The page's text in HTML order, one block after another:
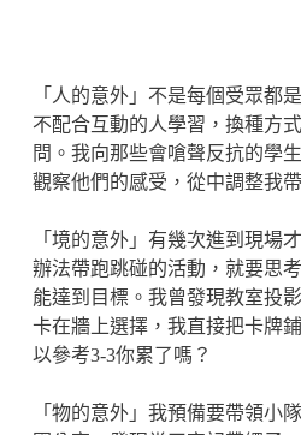
「人的意外」不是每個受眾都
不配合互動的人學習，換種方
問。我向那些會嗆聲反抗的學
觀察他們的感受，從中調整我
「境的意外」有幾次進到現場
辦法帶跑跳碰的活動，就要思
能達到目標。我曾發現教室投
卡在牆上選擇，我直接把卡牌
以參考3-3你累了嗎？
「物的意外」我預備要帶領小